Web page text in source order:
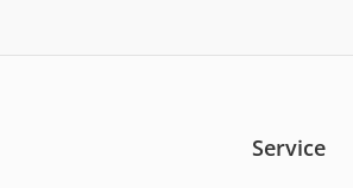
Service